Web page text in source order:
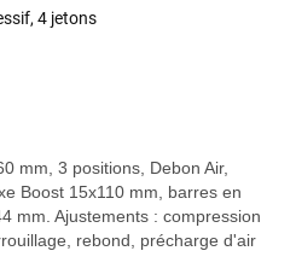
4 jetons
mm, 3 positions, Debon Air,
Boost 15x110 mm, barres en
mm. Ajustements : compression
rebond, précharge d'air